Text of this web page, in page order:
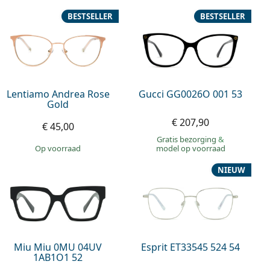
Lentiamo Andrea Rose
Gold
BESTSELLER
€ 45,00
op voorraad
Gucci GG0026O 001 53
BESTSELLER
€ 207,90
Gratis bezorging&
model op voorraad
Miu Miu 0MU 04UV
1AB1O1 52
Esprit ET33545 524 54
NIEUW